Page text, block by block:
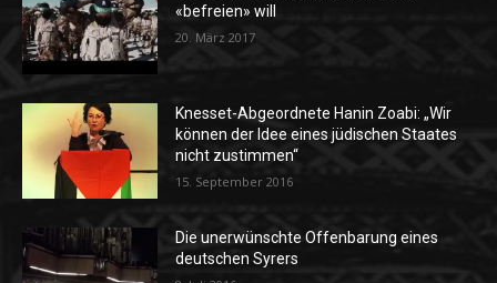
«befreien» will
20. März 2017
Knesset-Abgeordnete Hanin Zoabi: „Wir
können der Idee eines jüdischen Staates
nicht zustimmen“
15. September 2016
Die unerwünschte Offenbarung eines
deutschen Syrers